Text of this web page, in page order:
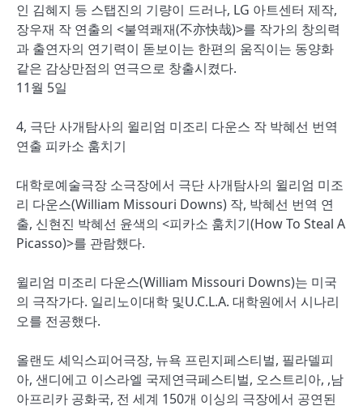
인 김혜지 등 스탭진의 기량이 드러나, LG 아트센터 제작,
장우재 작 연출의 <불역쾌재(不亦快哉)>를 작가의 창의력
과 출연자의 연기력이 돋보이는 한편의 움직이는 동양화
같은 감상만점의 연극으로 창출시켰다.
11월 5일
4, 극단 사개탐사의 윌리엄 미조리 다운스 작 박혜선 번역
연출 피카소 훔치기
대학로예술극장 소극장에서 극단 사개탐사의 윌리엄 미조
리 다운스(William Missouri Downs) 작, 박혜선 번역 연
출, 신현진 박혜선 윤색의 <피카소 훔치기(How To Steal A
Picasso)>를 관람했다.
윌리엄 미조리 다운스(William Missouri Downs)는 미국
의 극작가다. 일리노이대학 및U.C.L.A. 대학원에서 시나리
오를 전공했다.
올랜도 셰익스피어극장, 뉴욕 프린지페스티벌, 필라델피
아, 샌디에고 이스라엘 국제연극페스티벌, 오스트리아, ,남
아프리카 공화국, 전 세계 150개 이싱의 극장에서 공연된